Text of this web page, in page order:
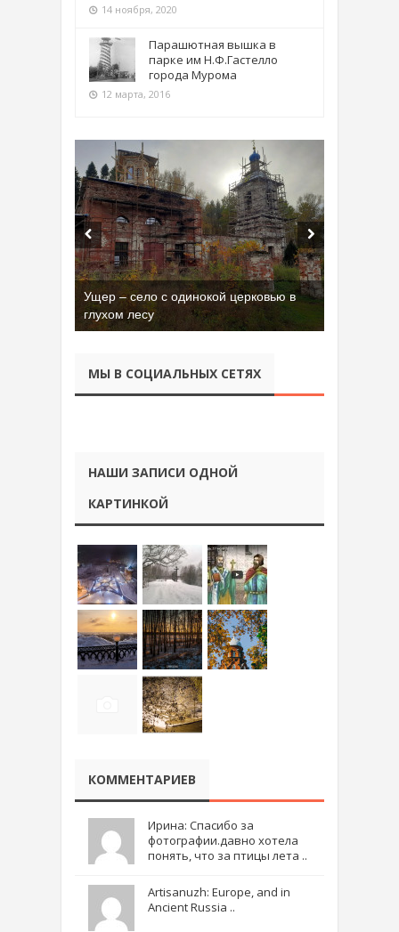
14 ноября, 2020
Парашютная вышка в
парке им Н.Ф.Гастелло
города Мурома
12 марта, 2016
Бывшая танковая часть имени Сухэ-
Батора во Владимире
МЫ В СОЦИАЛЬНЫХ СЕТЯХ
НАШИ ЗАПИСИ ОДНОЙ
КАРТИНКОЙ
КОММЕНТАРИЕВ
Ирина: Спасибо за
фотографии.давно хотела
понять, что за птицы лета ..
Artisanuzh: Europe, and in
Ancient Russia ..